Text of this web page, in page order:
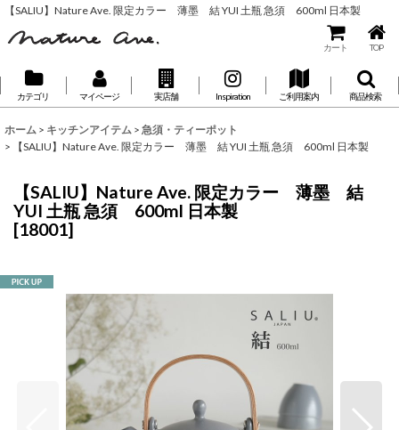
【SALIU】Nature Ave. 限定カラー 薄墨 結 YUI 土瓶 急須 600ml 日本製
カート TOP
カテゴリ マイページ 実店舗 Inspiration ご利用案内 商品検索
ホーム > キッチンアイテム > 急須・ティーポット
>
【SALIU】Nature Ave. 限定カラー 薄墨 結 YUI 土瓶 急須 600ml 日本製
【SALIU】Nature Ave. 限定カラー 薄墨 結
YUI 土瓶 急須 600ml 日本製
[18001]